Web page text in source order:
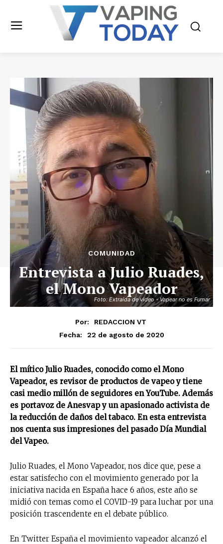
Foto: Extraída de video - Vapear no es Fumar
COMUNIDAD
Entrevista a Julio Ruades,
el Mono Vapeador
Por:
REDACCION VT
Fecha:
22 de agosto de 2020
El mítico Julio Ruades, conocido como el Mono
Vapeador, es revisor de productos de vapeo y tiene
casi medio millón de seguidores en YouTube. Además
es portavoz de Anesvap y un apasionado activista de
la reducción de daños del tabaco. En esta entrevista
nos cuenta sus impresiones del pasado Día Mundial
del Vapeo.
Julio Ruades, el Mono Vapeador, nos dice que, pese a
estar satisfecho con el movimiento generado por la
iniciativa nacida en España hace 6 años, este año se
midió con temas como el COVID-19 para luchar por una
posición trascendente en el debate público.
En Twitter España el movimiento vapeador alcanzó el